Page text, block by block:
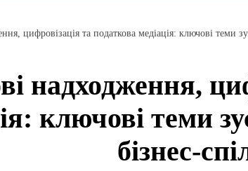
цифровізація та податкова медіація: ключові теми
надходження,
ключові теми
бізнес-